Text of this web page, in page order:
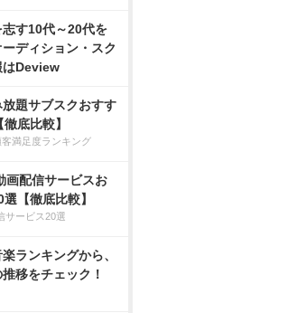
す10代～20代を
ディション・スク
はDeview
題サブスクおすす
底比較】
満足度ランキング
画配信サービスお
【徹底比較】
サービス20選
ランキングから、
移をチェック！